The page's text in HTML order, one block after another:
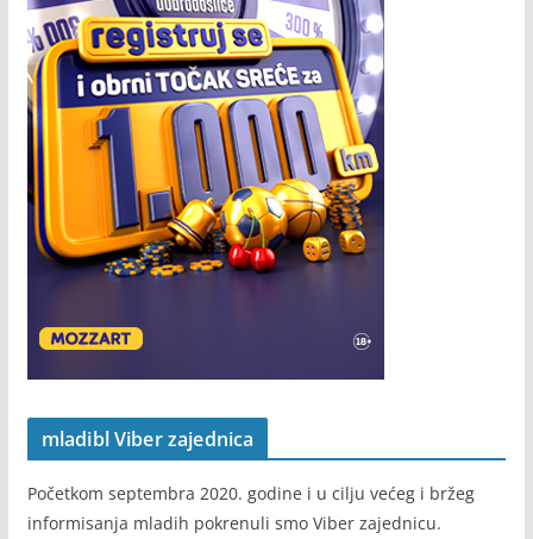
mladibl Viber zajednica
Početkom septembra 2020. godine i u cilju većeg i bržeg
informisanja mladih pokrenuli smo Viber zajednicu.